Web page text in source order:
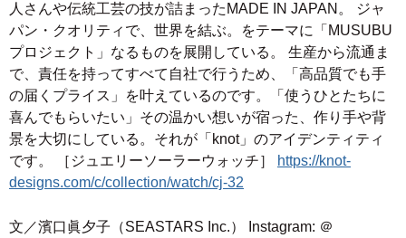
人さんや伝統工芸の技が詰まったMADE IN JAPAN。 ジャ
パン・クオリティで、世界を結ぶ。をテーマに「MUSUBU
プロジェクト」なるものを展開している。 生産から流通ま
で、責任を持ってすべて自社で行うため、「高品質でも手
の届くプライス」を叶えているのです。「使うひとたちに
喜んでもらいたい」その温かい想いが宿った、作り手や背
景を大切にしている。それが「knot」のアイデンティティ
です。 ［ジュエリーソーラーウォッチ］
https://knot-
designs.com/c/collection/watch/cj-32
文／濱口眞夕子（SEASTARS Inc.） Instagram: ＠